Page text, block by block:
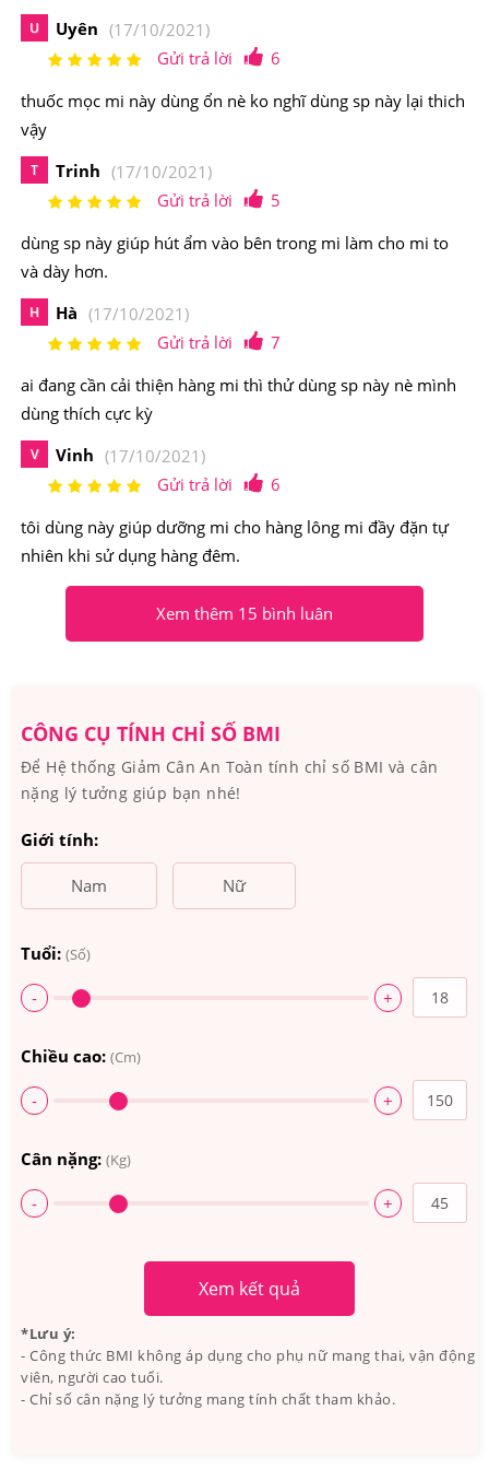
3. Công dụng của sản phẩm?
Sản phẩm rất được tin dùng bởi rất nhiều người tiêu
dùng tại nhiều nước trên thế giới. Hầu như tất cả các
đối tượng thử nghiệm đều nhận thấy hàng mi dài hơn,
bao gồm một phụ nữ với chứng rụng tóc từng vùng và
một người khác đang trị liệu bằng hoá chất. Với công
thức khoa học được sáng chế bởi các chuyên gia nên
sản phẩm là một chất dưỡng mi mới tăng cường vẻ đẹp
của hàng mi tự nhiên, như độ dày, dài và đầy đặn.
4. Cách sử dụng và bảo quản
Vào ban đêm hãy rửa sạch mặt và tháo kính áp tròng (nếu có).
Dùng bút chuyên dụng kèm theo sản phẩm, bôi một lượng
nhỏ MD Lash Factor EyeLash 6ml lên phần mi trên, giữ
nguyên như thế đến sáng hôm sau.
dưỡng, đang có bệnh về mắt hay đang phẩu thuật về mắt.
Bảo quản nơi khô ráo thoáng mát.
Xuất xứ: Mỹ.
5. Sản phẩm có gây dị ứng không?
Một điều đặc biệt của sản phẩm thuốc mọc mi MD Lash
Factor EyeLash 6ml này là sản phẩm không hề gây dị
U Uyên (17/10/2021)
Gửi trả lời
6
thuốc mọc mi này dùng ổn nè ko nghĩ dùng sp này lại thich
vậy
T Trinh (17/10/2021)
Gửi trả lời
5
dùng sp này giúp hút ẩm vào bên trong mi làm cho mi to
và dày hơn.
H Hà (17/10/2021)
Gửi trả lời
7
ai đang cần cải thiện hàng mi thì thử dùng sp này nè mình
dùng thích cực kỳ
V Vinh (17/10/2021)
Gửi trả lời
6
tôi dùng này giúp dưỡng mi cho hàng lông mi đầy đặn tự
nhiên khi sử dụng hàng đêm.
Xem thêm 15 bình luân
CÔNG CỤ TÍNH CHỈ SỐ BMI
Để Hệ thống Giảm Cân An Toàn tính chỉ số BMI và cân
nặng lý tưởng giúp bạn nhé!
Giới tính:
Nam Nữ
Tuổi: (Số)
- +
Chiều cao: (Cm)
- +
Cân nặng: (Kg)
- +
Xem kết quả
*Lưu ý:
- Công thức BMI không áp dụng cho phụ nữ mang thai, vận động
viên, người cao tuổi.
- Chỉ số cân nặng lý tưởng mang tính chất tham khảo.